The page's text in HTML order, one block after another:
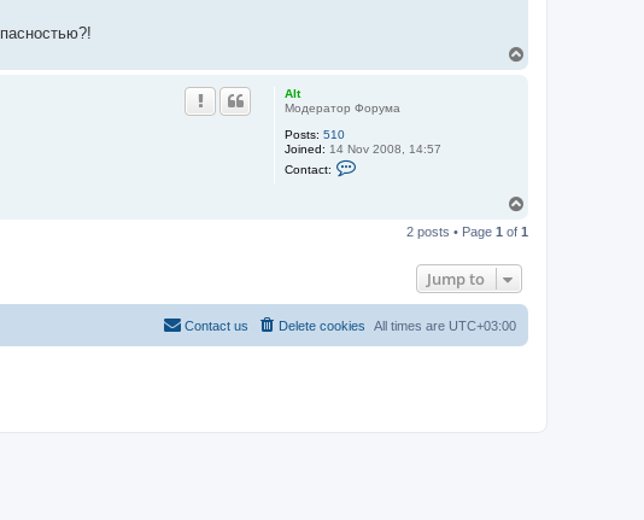
Alt
Модератор Форума
Posts: 510
Joined: 14 Nov 2008, 14:57
Contact:
p
2 posts • Page 1 of 1
Jump to
All times are UTC+03:00
Delete cookies
Contact us